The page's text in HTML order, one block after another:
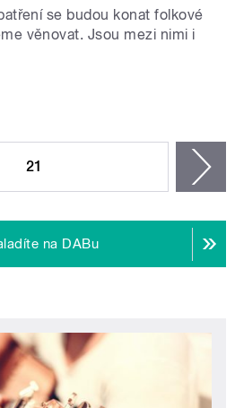
se budou konat folkové
věnovat. Jsou mezi nimi i
21
na DABu